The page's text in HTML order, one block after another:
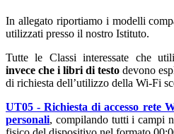
In allegato riportiamo i modelli
utilizzati presso il nostro Istituto.
Tutte le Classi interessate che
invece che i libri di testo devono
di richiesta dell’utilizzo della Wi-Fi
UT05 - Richiesta di accesso rete
personali, compilando tutti i campi